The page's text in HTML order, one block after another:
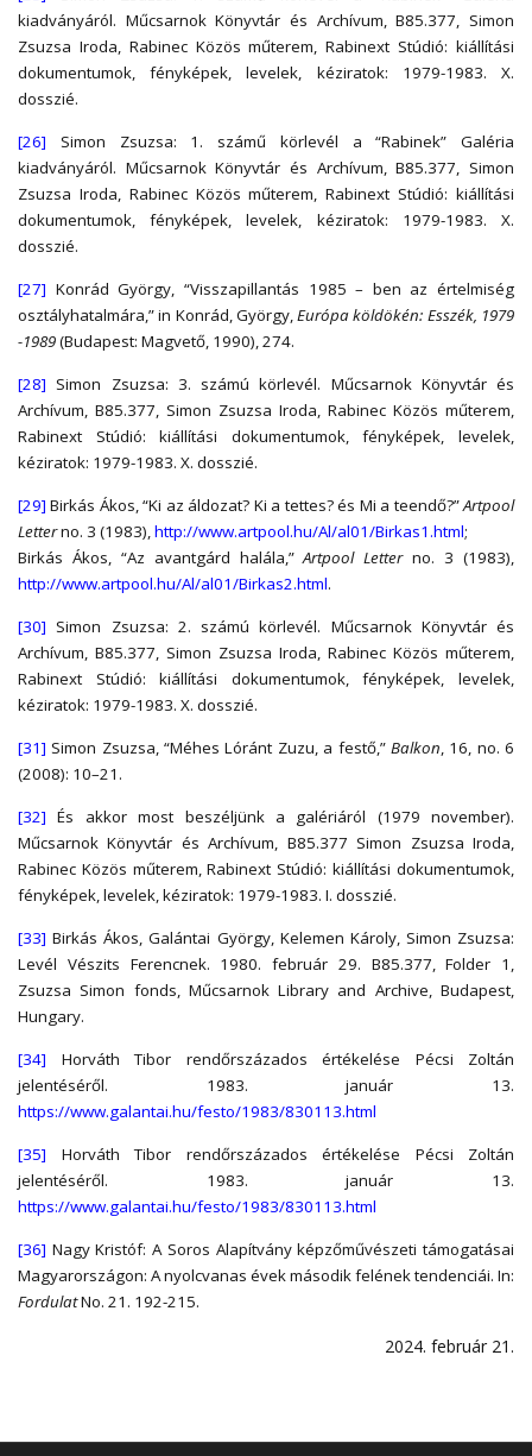
kiadványáról. Műcsarnok Könyvtár és Archívum, B85.377, Simon
Zsuzsa Iroda, Rabinec Közös műterem, Rabinext Stúdió: kiállítási
dokumentumok, fényképek, levelek, kéziratok: 1979-1983. X.
dosszié.
[26] Simon Zsuzsa: 1. számű körlevél a “Rabinek” Galéria
kiadványáról. Műcsarnok Könyvtár és Archívum, B85.377, Simon
Zsuzsa Iroda, Rabinec Közös műterem, Rabinext Stúdió: kiállítási
dokumentumok, fényképek, levelek, kéziratok: 1979-1983. X.
dosszié.
[27] Konrád György, “Visszapillantás 1985 – ben az értelmiség
osztályhatalmára,” in Konrád, György,Európa köldökén: Esszék, 1979
-1989(Budapest: Magvető, 1990), 274.
[28] Simon Zsuzsa: 3. számú körlevél. Műcsarnok Könyvtár és
Archívum, B85.377, Simon Zsuzsa Iroda, Rabinec Közös műterem,
Rabinext Stúdió: kiállítási dokumentumok, fényképek, levelek,
kéziratok: 1979-1983. X. dosszié.
[29] Birkás Ákos, “Ki az áldozat? Ki a tettes? és Mi a teendő?”Artpool
Letterno. 3 (1983),http://www.artpool.hu/Al/al01/Birkas1.html;
Birkás Ákos, “Az avantgárd halála,”Artpool Letterno. 3 (1983),
http://www.artpool.hu/Al/al01/Birkas2.html.
[30] Simon Zsuzsa: 2. számú körlevél. Műcsarnok Könyvtár és
Archívum, B85.377, Simon Zsuzsa Iroda, Rabinec Közös műterem,
Rabinext Stúdió: kiállítási dokumentumok, fényképek, levelek,
kéziratok: 1979-1983. X. dosszié.
[31] Simon Zsuzsa, “Méhes Lóránt Zuzu, a festő,” Balkon, 16, no. 6
(2008): 10–21.
[32] És akkor most beszéljünk a galériáról (1979 november).
Műcsarnok Könyvtár és Archívum, B85.377 Simon Zsuzsa Iroda,
Rabinec Közös műterem, Rabinext Stúdió: kiállítási dokumentumok,
fényképek, levelek, kéziratok: 1979-1983. I. dosszié.
[33] Birkás Ákos, Galántai György, Kelemen Károly, Simon Zsuzsa:
Levél Vészits Ferencnek. 1980. február 29. B85.377, Folder 1,
Zsuzsa Simon fonds, Műcsarnok Library and Archive, Budapest,
Hungary.
[34] Horváth Tibor rendőrszázados értékelése Pécsi Zoltán
jelentéséről. 1983. január 13.
https://www.galantai.hu/festo/1983/830113.html
[35] Horváth Tibor rendőrszázados értékelése Pécsi Zoltán
jelentéséről. 1983. január 13.
https://www.galantai.hu/festo/1983/830113.html
[36] Nagy Kristóf: A Soros Alapítvány képzőművészeti támogatásai
Magyarországon: A nyolcvanas évek második felének tendenciái. In:
FordulatNo. 21. 192-215.
2024. február 21.